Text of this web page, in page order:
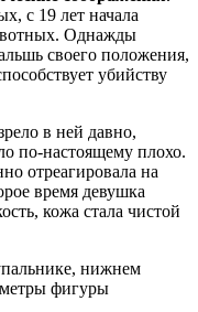
с 19 лет начала
Однажды
своего положения,
убийству
в ней давно,
по-настоящему плохо.
отреагировала на
время девушка
кожа стала чистой